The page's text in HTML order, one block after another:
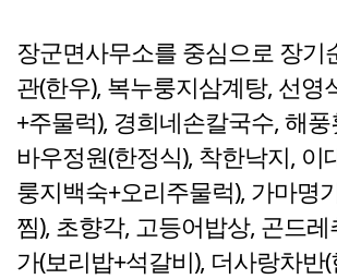
장군면사무소를 중심으로 장기
관(한우), 복누룽지삼계탕, 선영
+주물럭), 경희네손칼국수, 해풍
바우정원(한정식), 착한낙지, 이
룽지백숙+오리주물럭), 가마명
찜), 초향각, 고등어밥상, 곤드
가(보리밥+석갈비), 더사랑차반